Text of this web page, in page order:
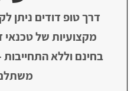
מקצועיות של
בחינם וללא